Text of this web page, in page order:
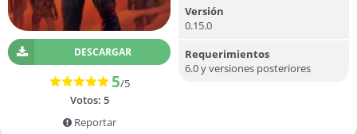
DESCARGAR
5/5
Votos: 5
Reportar
Versión
0.15.0
Requerimientos
6.0 y versiones posteriores